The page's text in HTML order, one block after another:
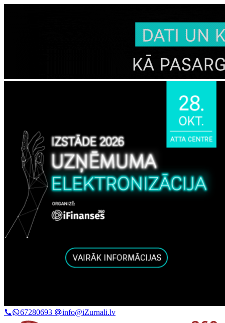
67280693 info@iZurnali.lv